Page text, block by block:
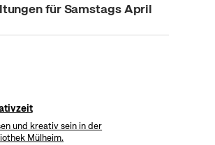
für Samstags April
und kreativ sein in der
Mülheim.